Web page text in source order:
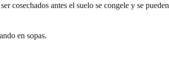
cosechados antes el suelo se congele y se pueden
en sopas.